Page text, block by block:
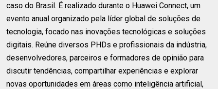
caso do Brasil. É realizado durante o Huawei Connect, um
evento anual organizado pela líder global de soluções de
tecnologia, focado nas inovações tecnológicas e soluções
digitais. Reúne diversos PHDs e profissionais da indústria,
desenvolvedores, parceiros e formadores de opinião para
discutir tendências, compartilhar experiências e explorar
novas oportunidades em áreas como inteligência artificial,